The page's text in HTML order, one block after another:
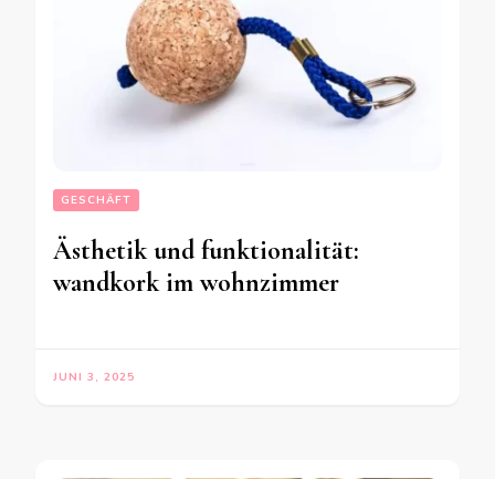
GESCHÄFT
Ästhetik und funktionalität:
wandkork im wohnzimmer
JUNI 3, 2025